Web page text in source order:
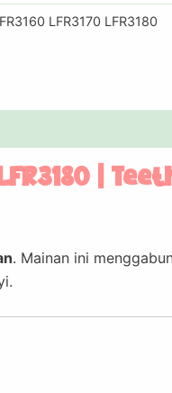
LFR3170 LFR3180
|
. Mainan ini